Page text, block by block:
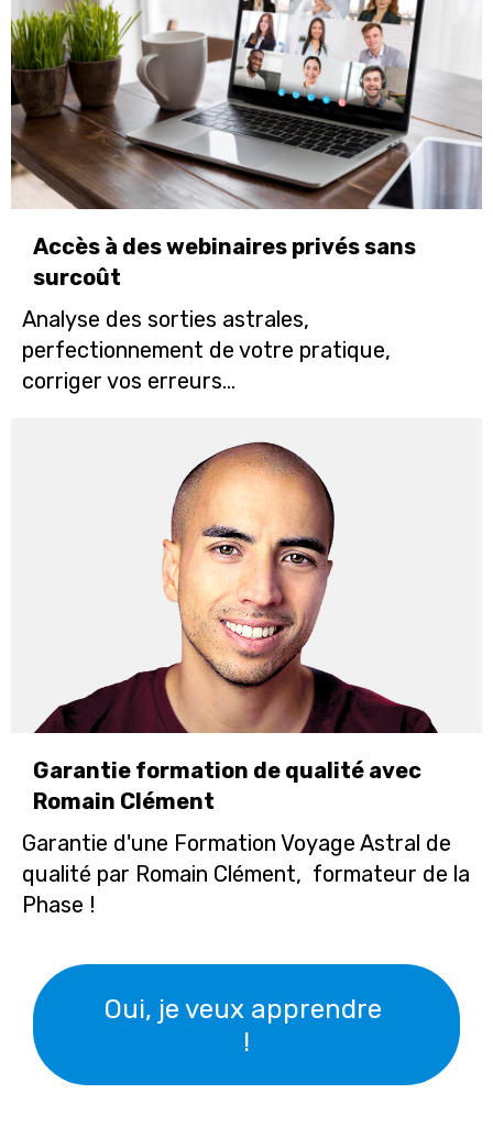
Accès à des webinaires privés sans
surcoût
Analyse des sorties astrales,
perfectionnement de votre pratique,
corriger vos erreurs...
Garantie formation de qualité avec
Romain Clément
Garantie d'une Formation Voyage Astral de
qualité par Romain Clément, formateur de la
Phase !
Oui, je veux apprendre
!